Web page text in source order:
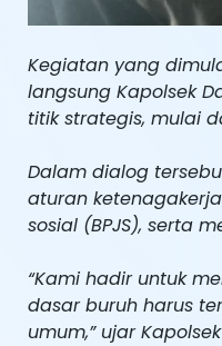
Kegiatan yang
langsung Kapolsek
titik strategis, mulai
Dalam dialog
aturan
sosial (BPJS), serta
“Kami hadir untuk
dasar buruh harus
umum,” ujar